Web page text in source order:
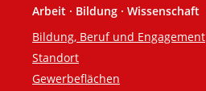
Arbeit · Bildung · Wissenschaft
Bildung, Beruf und Engagement
Standort
Gewerbeflächen